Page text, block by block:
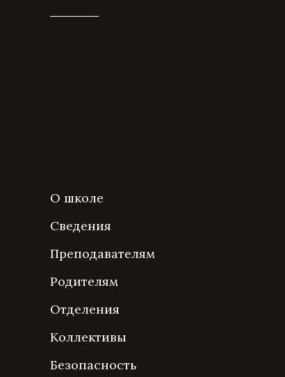
О школе
Сведения
Преподавателям
Родителям
Отделения
Коллективы
Безопасность